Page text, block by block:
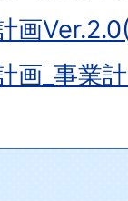
画
画_事業